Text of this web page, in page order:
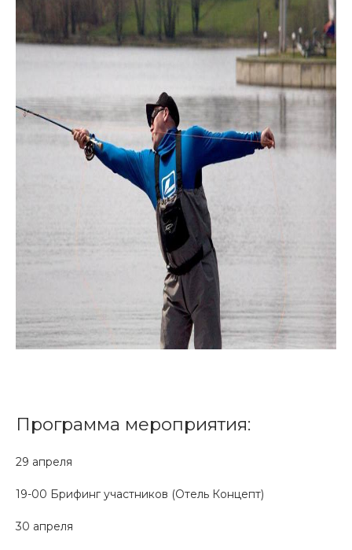
Программа мероприятия:
29 апреля
19-00 Брифинг участников (Отель Концепт)
30 апреля